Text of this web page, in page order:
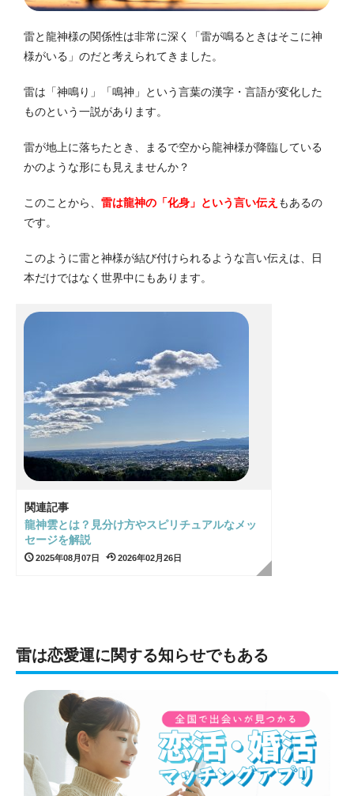
雷と龍神様の関係性は非常に深く「雷が鳴るときはそこに神
様がいる」のだと考えられてきました。
雷は「神鳴り」「鳴神」という言葉の漢字・言語が変化した
ものという一説があります。
雷が地上に落ちたとき、まるで空から龍神様が降臨している
かのような形にも見えませんか？
このことから、 雷は龍神の「化身」という言い伝え もあるの
です。
このように雷と神様が結び付けられるような言い伝えは、日
本だけではなく世界中にもあります。
関連記事
龍神雲とは？見分け方やスピリチュアルなメッ
セージを解説
2025年08月07日 2026年02月26日
雷は恋愛運に関する知らせでもある